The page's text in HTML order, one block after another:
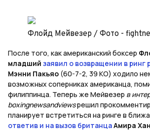
Флойд Мейвезер / Фото -
После того, как американский боксер
младший заявил о возвращении в ринг
Мэнни Пакьяо (60-7-2, 39 КО) ходило
возможных соперниках американца,
филиппинца. Теперь же Мейвезер в
boxingnewsandviewsрешил
планирует встретиться на ринге в
ответив и на вызов британцаАмира